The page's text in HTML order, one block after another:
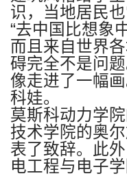
识，当地居民
“去中国比想象
而且来自世界
碍完全不是问
像走进了一幅画
科娃。
莫斯科动力学
技术学院的奥
表了致辞。此
电工程与电子